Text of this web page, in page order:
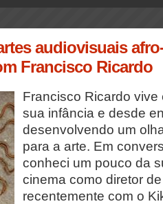
audiovisuais
Francisco Ricardo
Francisco Ricardo
sua infância e desde
desenvolvendo um
para a arte. Em
conheci um pouco da
cinema como diretor
recentemente com o